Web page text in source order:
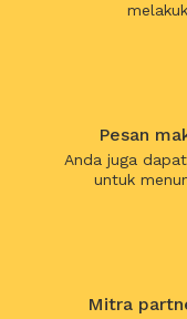
Pesan
Anda juga
untuk
Mitra